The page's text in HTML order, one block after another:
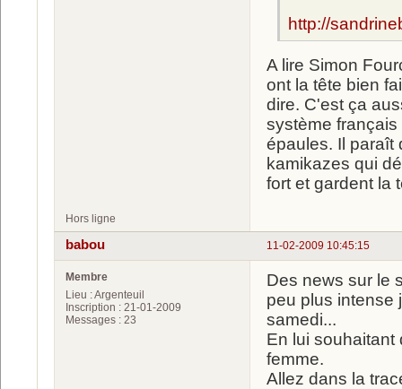
http://
A lire Simon
ont la tête bien
dire. C'est ça
système
épaules. Il paraît
kamikazes qui
fort et gardent la
Hors ligne
11-02-2009 10:45:15
babou
Membre
Lieu : Argenteuil
Inscription : 21-01-2009
Messages : 23
Des news sur le
peu plus intense
samedi...
En lui souhaitant
femme.
Allez dans la